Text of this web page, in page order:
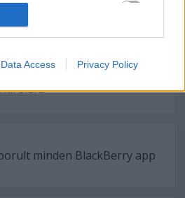
to enable storage
of the website or app.
to enable storage
prevention, and other
Data Access Privacy Policy
az európai horizonton!
átszabott BlackBerry appok
minden BlackBerry app